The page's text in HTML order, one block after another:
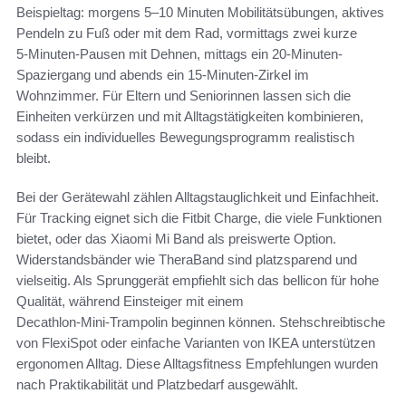
Beispieltag: morgens 5–10 Minuten Mobilitätsübungen, aktives
Pendeln zu Fuß oder mit dem Rad, vormittags zwei kurze
5‑Minuten-Pausen mit Dehnen, mittags ein 20‑Minuten-
Spaziergang und abends ein 15‑Minuten-Zirkel im
Wohnzimmer. Für Eltern und Seniorinnen lassen sich die
Einheiten verkürzen und mit Alltagstätigkeiten kombinieren,
sodass ein individuelles Bewegungsprogramm realistisch
bleibt.
Bei der Gerätewahl zählen Alltagstauglichkeit und Einfachheit.
Für Tracking eignet sich die Fitbit Charge, die viele Funktionen
bietet, oder das Xiaomi Mi Band als preiswerte Option.
Widerstandsbänder wie TheraBand sind platzsparend und
vielseitig. Als Sprunggerät empfiehlt sich das bellicon für hohe
Qualität, während Einsteiger mit einem
Decathlon‑Mini‑Trampolin beginnen können. Stehschreibtische
von FlexiSpot oder einfache Varianten von IKEA unterstützen
ergonomen Alltag. Diese Alltagsfitness Empfehlungen wurden
nach Praktikabilität und Platzbedarf ausgewählt.